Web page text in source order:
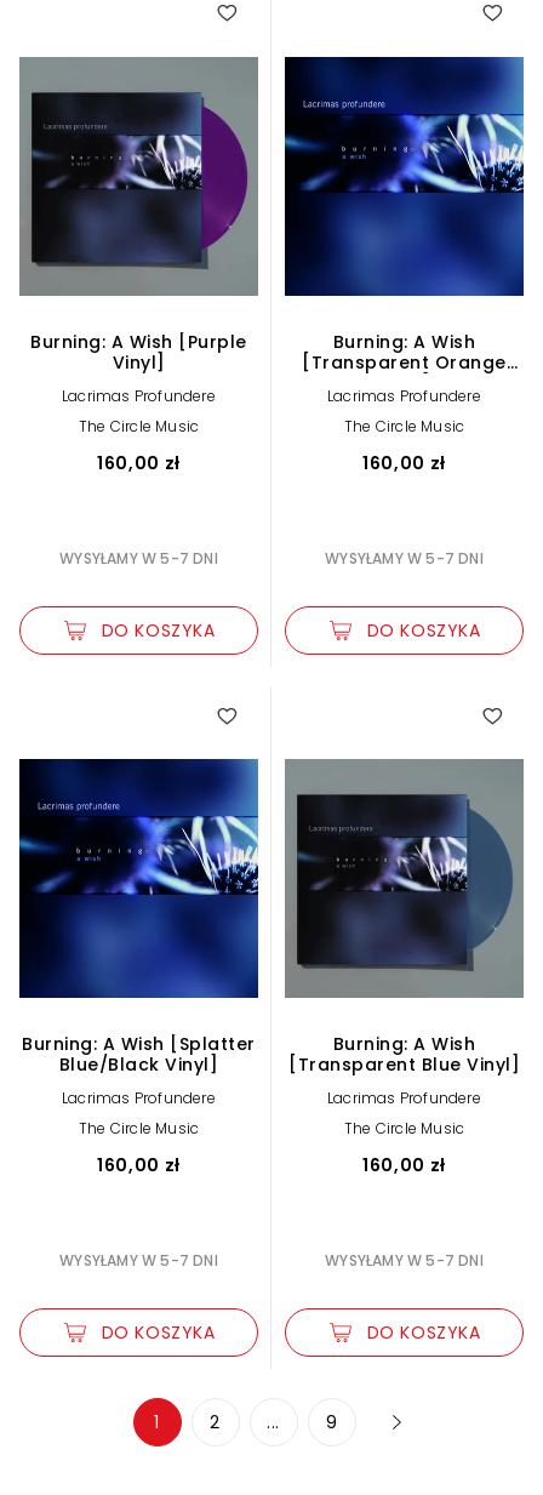
Burning: A Wish [Purple
Vinyl]
Lacrimas Profundere
The Circle Music
160,00 zł
WYSYŁAMY W 5-7 DNI
DO KOSZYKA
Burning: A Wish
[Transparent Orange
Lacrimas Profundere
The Circle Music
160,00 zł
WYSYŁAMY W 5-7 DNI
DO KOSZYKA
Burning: A Wish [Splatter
Blue/Black Vinyl]
Lacrimas Profundere
The Circle Music
160,00 zł
WYSYŁAMY W 5-7 DNI
DO KOSZYKA
Burning: A Wish
[Transparent Blue Vinyl]
Lacrimas Profundere
The Circle Music
160,00 zł
WYSYŁAMY W 5-7 DNI
DO KOSZYKA
1 2 ... 9
Zmniejsz rozmiar czcionki